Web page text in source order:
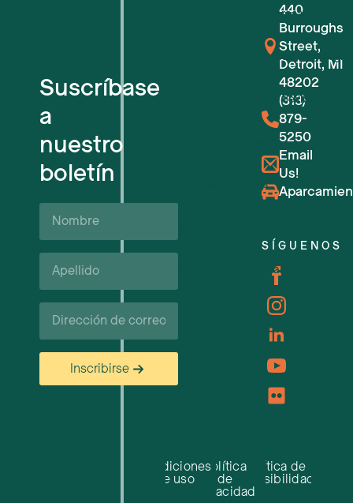
Suscríbase
a
nuestro
boletín
Nombre
Apellido*
Correo
electrónico
Inscribirse
Para pequeñas empresas
Para nuevas empresas
Espacios de trabajo flexibles
Próximos eventos
Carreras profesionales
440
Burroughs
Street,
Detroit, MI
48202
(313)
879-
5250
Email
Us!
SÍGUENOS
Condiciones
de uso
Política
de
privacidad
Política de
accesibilidad